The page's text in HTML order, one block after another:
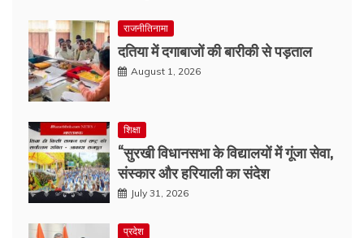
राजनीतिनामा
दतिया में दगाबाजों की बारीकी से पड़ताल
August 1, 2026
शिक्षा
“सुरखी विधानसभा के विद्यालयों में गूंजा सेवा,
संस्कार और हरियाली का संदेश
July 31, 2026
प्रदेश